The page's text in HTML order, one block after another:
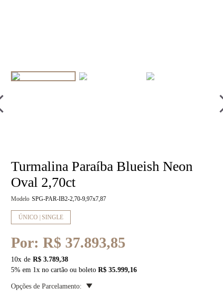
Turmalina Paraíba Blueish Neon
Oval 2,70ct
Modelo SPG-PAR-IB2-2,70-9,97x7,87
ÚNICO | SINGLE
Por:R$ 37.893,85
10x
R$ 3.789,38
5% em 1x no cartão ou boletoR$ 35.999,16
Opções de Parcelamento: